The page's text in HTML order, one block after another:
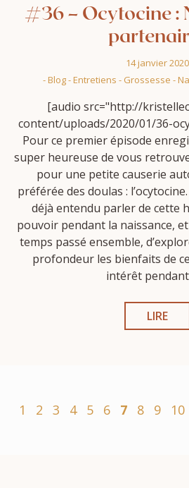
#36 – Ocytocine :
14 janvier 2020
-Blog-Entretiens - Grossesse -
[audio src="http://
content/uploads/2020/01/36-
Pour ce premier épisode
super heureuse de vous
pour une petite causerie
préférée des doulas :
déjà entendu parler de cette
pouvoir pendant la naissance, et
temps passé ensemble,
profondeur les bienfaits de
intérêt
LIRE
1 2 3 4 5 6 7 8 9 10